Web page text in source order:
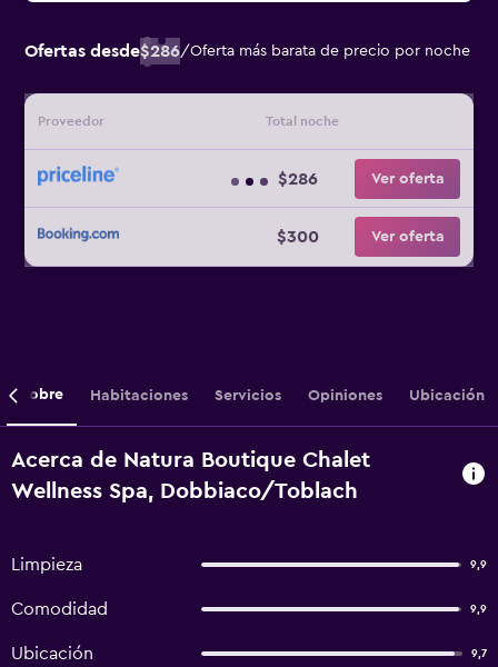
Ofertas desde$286/Oferta más barata de precio por noche
Proveedor Total noche
$286 Ver oferta
$300 Ver oferta
Sobre Habitaciones Servicios Opiniones Ubicación
Acerca de Natura Boutique Chalet
Wellness Spa, Dobbiaco/Toblach
Limpieza 9,9
Comodidad 9,9
Ubicación 9,7